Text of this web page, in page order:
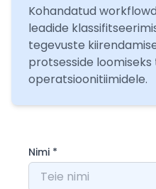
Kohandatud
leadide
tegevuste
protsesside
operatsioonitiimidele.
Nimi *